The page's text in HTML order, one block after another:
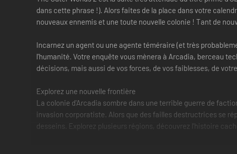
dans cette phrase !). Alors faites de la place dans votre
nouveaux ennemis et une toute nouvelle colonie ! Tant de
Incarnez un agent ou une agente téméraire (et très
l'humanité. Votre enquête vous mènera à Arcadia, berceau
décisions, mais aussi de vos forces, de vos faiblesses, de
Explorez une nouvelle frontière
La colonie d'Arcadia sombre dans une terrible guerre de
invasion corporatiste. Alors que des failles destructrices se
desseins. Explorez plusieurs régions, découvrez l'histoire